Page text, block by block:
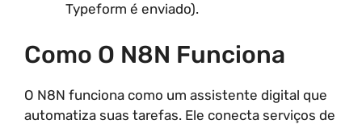
Typeform é enviado).
Como O N8N Funciona
O N8N funciona como um assistente digital que
automatiza suas tarefas. Ele conecta serviços de